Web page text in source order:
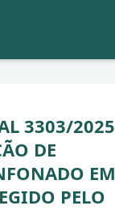
3303/2025
DE
EM
PELO